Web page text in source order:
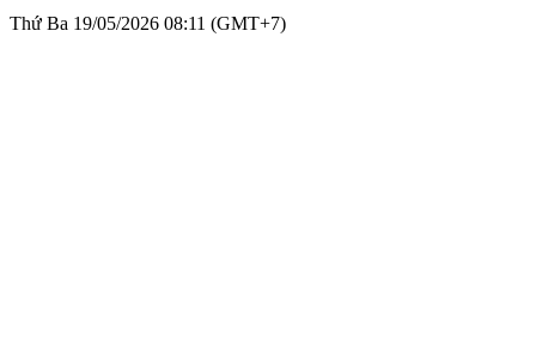
Thứ Ba 19/05/2026 08:11 (GMT+7)